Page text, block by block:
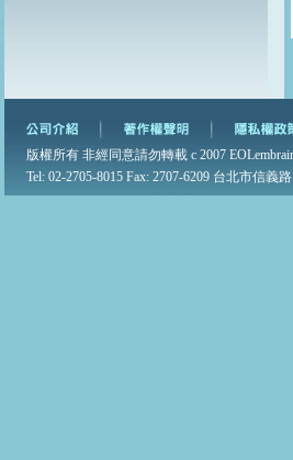
版權所有 非經同意請勿轉載 c 2007
Tel: 02-2705-8015 Fax: 2707-6209 台北市信義